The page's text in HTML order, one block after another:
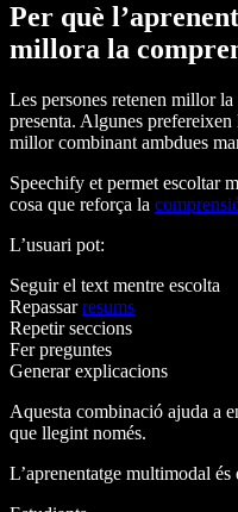
Per què
millora la
Les persones retenen millor
presenta. Algunes
millor combinant ambdues
Speechify et permet escoltar
cosa que reforça la
L’usuari pot:
Seguir el text mentre escolta
Repassarresums
Repetir seccions
Fer preguntes
Generar explicacions
Aquesta combinació ajuda a
que llegint només.
L’aprenentatge multimodal